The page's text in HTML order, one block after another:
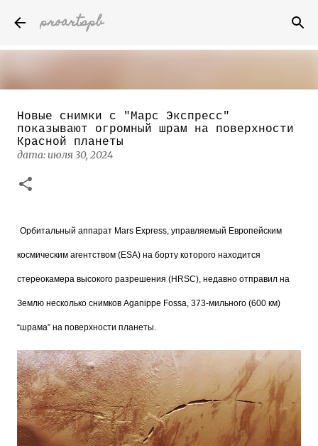
proartspb
Бумажные скульптуры канадского
художника Келвина Николса (Calvin
Nicholls)
дата:октября 14, 2022
Новые снимки с "Марс Экспресс"
показывают огромный шрам на поверхности
Красной планеты
дата: июля 30, 2024
Орбитальный аппарат Mars Express, управляемый Европейским
космическим агентством (ESA) на борту которого находится
стереокамера высокого разрешения (HRSC), недавно отправил на
Землю несколько снимков Aganippe Fossa, 373-мильного (600 км)
“шрама” на поверхности планеты.